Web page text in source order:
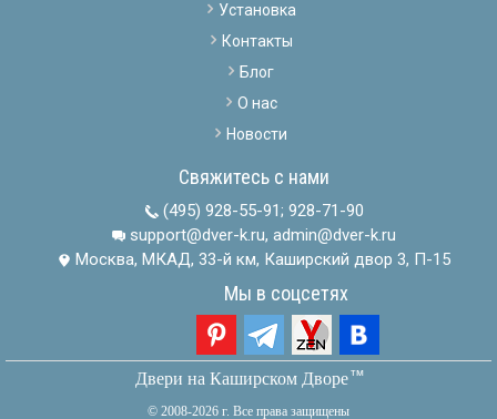
Установка
Контакты
Блог
О нас
Новости
Свяжитесь с нами
(495) 928-55-91; 928-71-90
support@dver-k.ru, admin@dver-k.ru
Москва, МКАД, 33-й км, Каширский двор 3, П-15
Мы в соцсетях
Двери на Каширском Дворетм
© 2008-2026 г. Все права защищены